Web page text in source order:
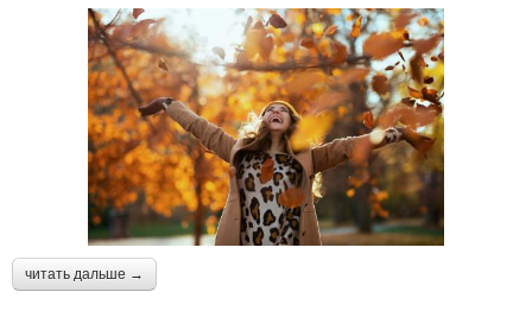
читать дальше →